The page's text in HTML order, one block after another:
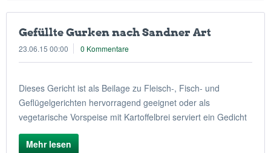
Gefüllte Gurken nach Sandner Art
23.06.15 00:00 0 Kommentare
Dieses Gericht ist als Beilage zu Fleisch-, Fisch- und
Geflügelgerichten hervorragend geeignet oder als
vegetarische Vorspeise mit Kartoffelbrei serviert ein Gedicht
Mehr lesen